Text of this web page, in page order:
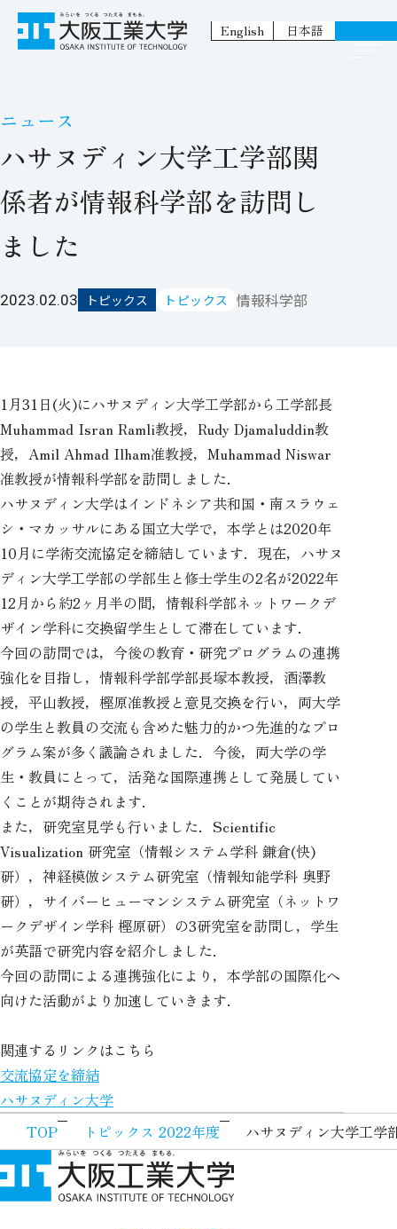
English 日本語
ニュース
ハサヌディン大学工学部関
係者が情報科学部を訪問し
ました
2023.02.03 トピックス トピックス 情報科学部
1月31日(火)にハサヌディン大学工学部から工学部長
Muhammad Isran Ramli教授，Rudy Djamaluddin教
授，Amil Ahmad Ilham准教授，Muhammad Niswar
准教授が情報科学部を訪問しました．
ハサヌディン大学はインドネシア共和国・南スラウェ
シ・マカッサルにある国立大学で，本学とは2020年
10月に学術交流協定を締結しています．現在，ハサヌ
ディン大学工学部の学部生と修士学生の2名が2022年
12月から約2ヶ月半の間，情報科学部ネットワークデ
ザイン学科に交換留学生として滞在しています．
今回の訪問では，今後の教育・研究プログラムの連携
強化を目指し，情報科学部学部長塚本教授，酒澤教
授，平山教授，樫原准教授と意見交換を行い，両大学
の学生と教員の交流も含めた魅力的かつ先進的なプロ
グラム案が多く議論されました．今後，両大学の学
生・教員にとって，活発な国際連携として発展してい
くことが期待されます．
また，研究室見学も行いました．Scientific
Visualization 研究室（情報システム学科 鎌倉(快)
研），神経模倣システム研究室（情報知能学科 奥野
研），サイバーヒューマンシステム研究室（ネットワ
ークデザイン学科 樫原研）の3研究室を訪問し，学生
が英語で研究内容を紹介しました．
今回の訪問による連携強化により，本学部の国際化へ
向けた活動がより加速していきます．
関連するリンクはこちら
交流協定を締結
ハサヌディン大学
TOP
トピックス 2022年度 ハサヌディン大学工学